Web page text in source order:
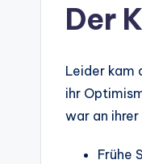
Der
Leider kam
ihr
war an
Frühe